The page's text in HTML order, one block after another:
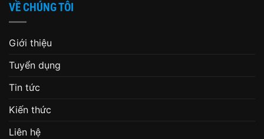
VỀ CHÚNG TÔI
Giới thiệu
Tuyển dụng
Tin tức
Kiến thức
Liên hệ